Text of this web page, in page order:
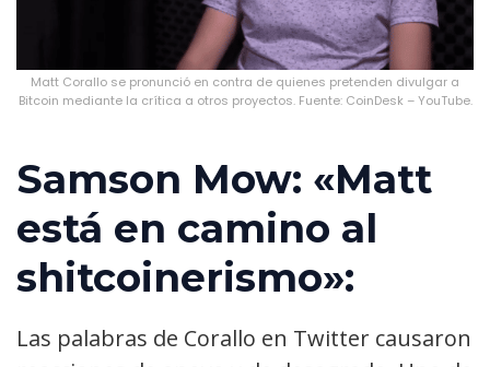
Matt Corallo se pronunció en contra de quienes pretenden divulgar a
Bitcoin mediante la crítica a otros proyectos. Fuente: CoinDesk – YouTube.
Samson Mow: «Matt
está en camino al
shitcoinerismo»:
Las palabras de Corallo en Twitter causaron